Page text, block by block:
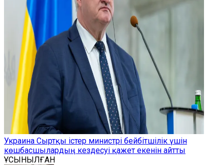
Украина Сыртқы істер министрі бейбітшілік үшін
көшбасшылардың кездесуі қажет екенін айтты
ҰСЫНЫЛҒАН